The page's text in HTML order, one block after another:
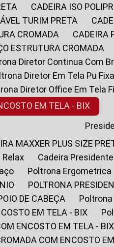
CADEIRA ISO
TURIM PRETA
CROMADA
ESTRUTURA CROMADA
Diretor Continua Com
Diretor Em Tela Pu Fixa
Diretor Office Em Tela
EM TELA - BIX
MAXXER PLUS SIZE
Relax
Cadeira
Poltrona
POLTRONA
DE CABEÇA
EM TELA - BIX
ENCOSTO EM TELA - BIX
COM ENCOSTO